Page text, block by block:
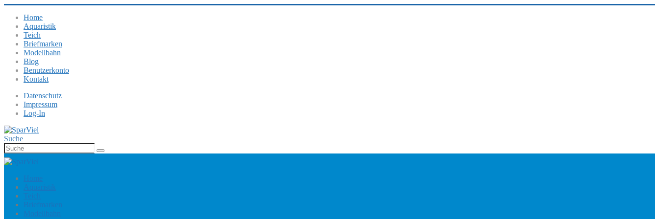
Home
Aquaristik
Teich
Briefmarken
Modellbahn
Blog
Benutzerkonto
Kontakt
Datenschutz
Impressum
Log-In
Suche
Home
Aquaristik
Teich
Briefmarken
Modellbahn